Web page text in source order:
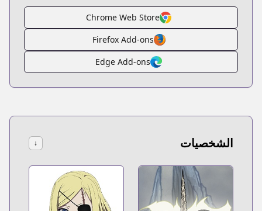
Chrome Web Store
Firefox Add-ons
Edge Add-ons
الشخصيات ↓